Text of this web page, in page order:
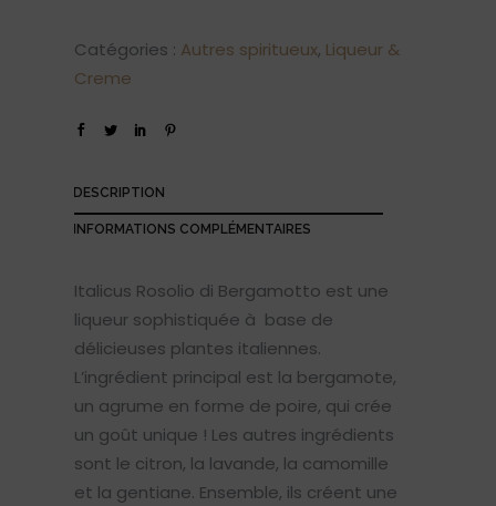
Catégories : Autres spiritueux, Liqueur &
Creme
DESCRIPTION
INFORMATIONS COMPLÉMENTAIRES
Italicus Rosolio di Bergamotto est une
liqueur sophistiquée à base de
délicieuses plantes italiennes.
L’ingrédient principal est la bergamote,
un agrume en forme de poire, qui crée
un goût unique ! Les autres ingrédients
sont le citron, la lavande, la camomille
et la gentiane. Ensemble, ils créent une